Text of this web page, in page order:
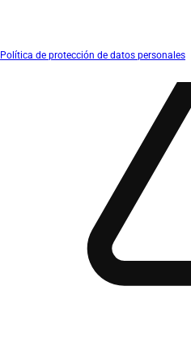
Política de protección de datos personales